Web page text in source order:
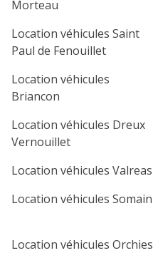
Morteau
Location véhicules Saint
Paul de Fenouillet
Location véhicules
Briancon
Location véhicules Dreux
Vernouillet
Location véhicules Valreas
Location véhicules Somain
Location véhicules Orchies